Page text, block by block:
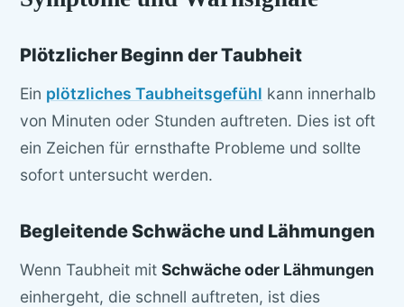
Plötzlicher Beginn der Taubheit
Ein plötzliches Taubheitsgefühl kann innerhalb
von Minuten oder Stunden auftreten. Dies ist oft
ein Zeichen für ernsthafte Probleme und sollte
sofort untersucht werden.
Begleitende Schwäche und Lähmungen
Wenn Taubheit mit Schwäche oder Lähmungen
einhergeht, die schnell auftreten, ist dies